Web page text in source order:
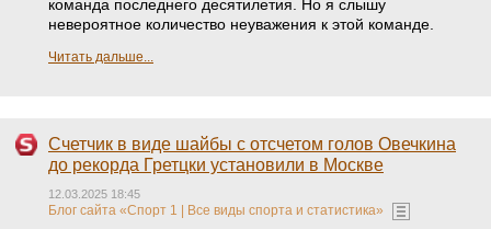
команда последнего десятилетия. Но я слышу
невероятное количество неуважения к этой команде.
Читать дальше...
Счетчик в виде шайбы с отсчетом голов Овечкина
до рекорда Гретцки установили в Москве
12.03.2025 18:45
Блог сайта «Спорт 1 | Все виды спорта и статистика»